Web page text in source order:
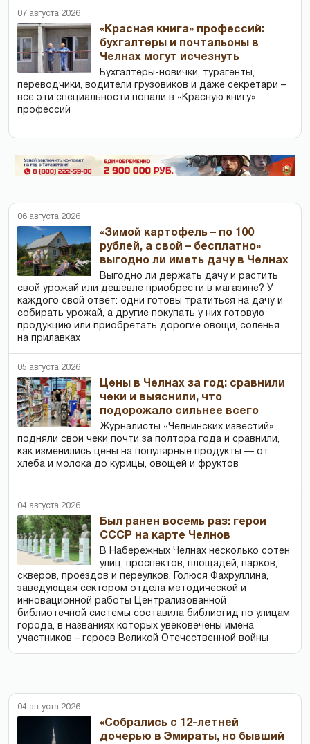
07 августа 2026
«Красная книга» профессий:
бухгалтеры и почтальоны в
Челнах могут исчезнуть
Бухгалтеры-новички, тур­агенты,
переводчики, водители грузовиков и даже секретари –
все эти специальности попали в «Красную книгу»
профессий
06 августа 2026
«Зимой картофель – по 100
рублей, а свой – бесплатно»
выгодно ли иметь дачу в Челнах
Выгодно ли держать дачу и растить
свой урожай или дешевле приобрести в магазине? У
каждого свой ответ: одни готовы тратиться на дачу и
собирать урожай, а другие покупать у них готовую
продукцию или приобретать дорогие овощи, соленья
на прилавках
05 августа 2026
Цены в Челнах за год: сравнили
чеки и выяснили, что
подорожало сильнее всего
Журналисты «Челнинских известий»
подняли свои чеки почти за полтора года и сравнили,
как изменились цены на популярные продукты — от
хлеба и молока до курицы, овощей и фруктов
04 августа 2026
Был ранен восемь раз: герои
СССР на карте Челнов
В Набережных Челнах несколько сотен
улиц, проспектов, площадей, парков,
скверов, проездов и переулков. Голюся Фахруллина,
заведующая сектором отдела методической и
инновационной работы Централизованной
библиотечной системы составила библиогид по улицам
города, в названиях которых увековечены имена
участников – героев Великой Отечественной войны
04 августа 2026
«Собрались с 12-летней
дочерью в Эмираты, но бывший